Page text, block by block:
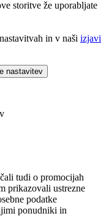
storitve že uporabljate
in v naši izjavi
nastavitev
tudi o promocijah
prikazovali ustrezne
podatke
ponudniki in